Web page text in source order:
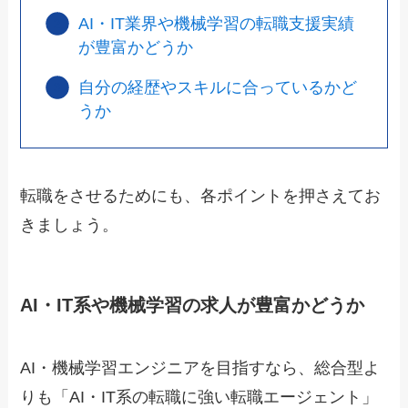
AI・IT業界や機械学習の転職支援実績
が豊富かどうか
自分の経歴やスキルに合っているかど
うか
転職をさせるためにも、各ポイントを押さえてお
きましょう。
AI・IT系や機械学習の求人が豊富かどうか
AI・機械学習エンジニアを目指すなら、総合型よ
りも「AI・IT系の転職に強い転職エージェント」